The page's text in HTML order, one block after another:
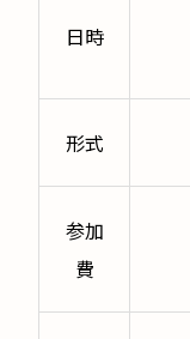
日時
形式
参加
費